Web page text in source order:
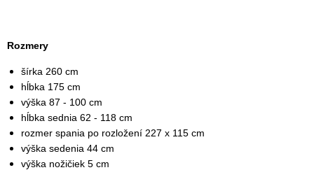
Rozmery
šírka 260 cm
hĺbka 175 cm
výška 87 - 100 cm
hĺbka sednia 62 - 118 cm
rozmer spania po rozložení 227 x 115 cm
výška sedenia 44 cm
výška nožičiek 5 cm